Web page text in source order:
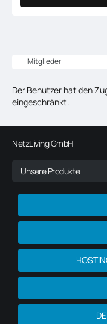
Mitglieder
Der Benutzer hat den
eingeschränkt.
NetzLiving GmbH
Unsere Produkte